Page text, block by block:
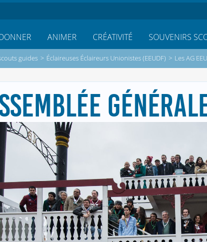
ANIMER CRÉATIVITÉ SOUVENIRS
guides > Éclaireuses Éclaireurs Unionistes (EEUDF) > Les AG